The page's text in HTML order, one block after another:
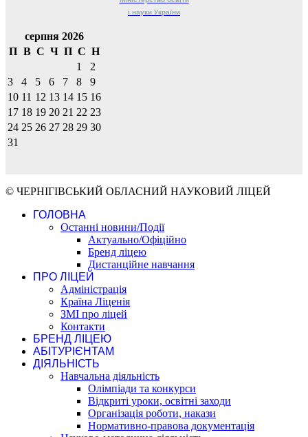
і науки України
серпня 2026
П В С Ч П С Н
1
2
3
4 5 6 7 8
9
10 11 12 13 14 15 16
17 18 19 20 21 22 23
24 25 26 27 28 29 30
31
© ЧЕРНІГІВСЬКИЙ ОБЛАСНИЙ НАУКОВИЙ ЛІЦЕЙ
ГОЛОВНА
Останні новини/Події
Актуально/Офіційно
Бренд ліцею
Дистанційне навчання
ПРО ЛІЦЕЙ
Адміністрація
Країна Ліценія
ЗМІ про ліцей
Контакти
БРЕНД ЛІЦЕЮ
АБІТУРІЄНТАМ
ДІЯЛЬНІСТЬ
Навчальна діяльність
Олімпіади та конкурси
Відкриті уроки, освітні заходи
Організація роботи, накази
Нормативно-правова документація